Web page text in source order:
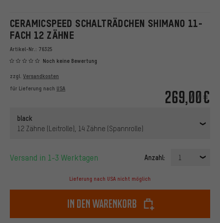
CERAMICSPEED SCHALTRÄDCHEN SHIMANO 11-
FACH 12 ZÄHNE
Artikel-Nr.: 76325
Noch keine Bewertung
269,00€
zzgl. Versandkosten
für Lieferung nach USA
black
12 Zähne (Leitrolle), 14 Zähne (Spannrolle)
Versand in 1-3 Werktagen Anzahl: 1
Lieferung nach USA nicht möglich
In den Warenkorb